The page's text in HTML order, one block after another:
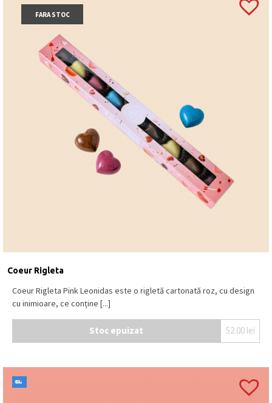
FARA STOC
Coeur Rigleta
Coeur Rigleta Pink Leonidas este o rigletă cartonată roz, cu design
cu inimioare, ce conține [...]
Stoc epuizat 52.00 lei